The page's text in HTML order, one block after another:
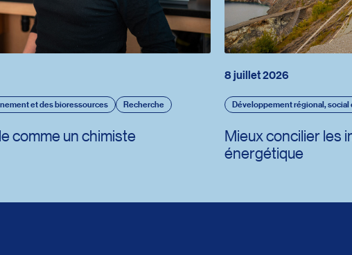
et des bioressources Recherche
comme un chimiste
8 juillet 2026
Développement régional, social
Mieux concilier les
énergétique